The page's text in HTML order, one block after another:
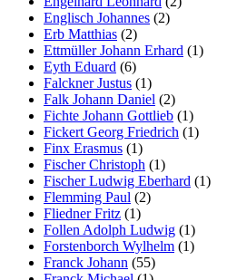
Englisch Johannes (2)
Erb Matthias (2)
Ettmüller Johann Erhard (1)
Eyth Eduard (6)
Falckner Justus (1)
Falk Johann Daniel (2)
Fichte Johann Gottlieb (1)
Fickert Georg Friedrich (1)
Finx Erasmus (1)
Fischer Christoph (1)
Fischer Ludwig Eberhard (1)
Flemming Paul (2)
Fliedner Fritz (1)
Follen Adolph Ludwig (1)
Forstenborch Wylhelm (1)
Franck Johann (55)